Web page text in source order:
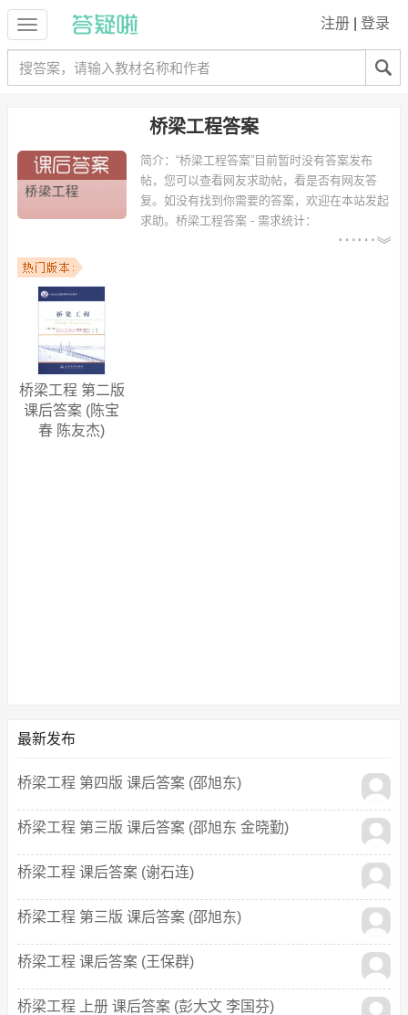
注册 登录
桥梁工程答案
简介： “桥梁工程答案”目前暂时没有答案发布
帖，您可以查看网友求助帖，看是否有网友答
复。如没有找到你需要的答案，欢迎在本站发起
求助。 桥梁工程答案 - 需求统计：
：土木工程、ksdlfajaldfj、结构工程、
土木工程（交通土建方向）、土木工程路桥、工程力学、tumu 等专业。
以下学校的同学下载过
院、兰州交通大学博文学院、内蒙古工业大学、华南农业大学、江南大
学、长安大学渭水校区、辽宁工业大学、吉林大学、河北农业大学 等。
桥梁工程 第二版
课后答案 (陈宝
春 陈友杰)
最新发布
桥梁工程 第四版 课后答案 (邵旭东)
桥梁工程 第三版 课后答案 (邵旭东 金晓勤)
桥梁工程 课后答案 (谢石连)
桥梁工程 第三版 课后答案 (邵旭东)
桥梁工程 课后答案 (王保群)
桥梁工程 上册 课后答案 (彭大文 李国芬)